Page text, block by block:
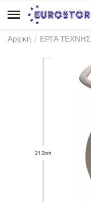
Αρχική / ΕΡΓΑ ΤΕΧΝΗΣ